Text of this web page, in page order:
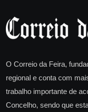
O Correio da Feira,
regional e conta com
trabalho importante de
Concelho, sendo que